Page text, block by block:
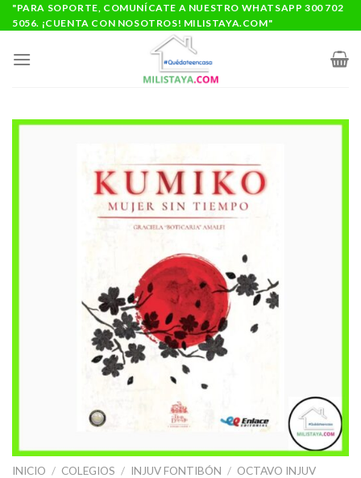
Saltar
al
"PARA SOPORTE, COMUNÍCATE A NUESTRO WHATSAPP 300 702
5056. ¡CUENTA CON NOSOTROS! MILISTAYA.COM"
INICIO / COLEGIOS / INJUV FONTIBÓN / OCTAVO INJUV